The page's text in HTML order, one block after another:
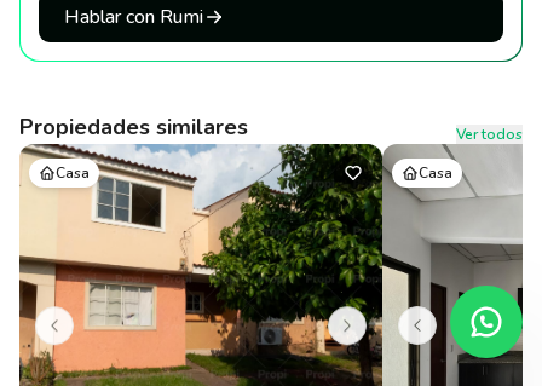
Hablar con Rumi
Propiedades similares
Ver todos
Casa
Casa